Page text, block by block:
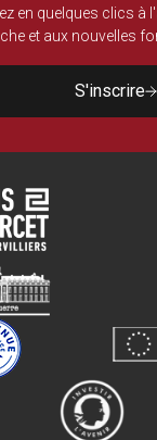
en quelques clics à
et aux nouvelles
S'inscrire